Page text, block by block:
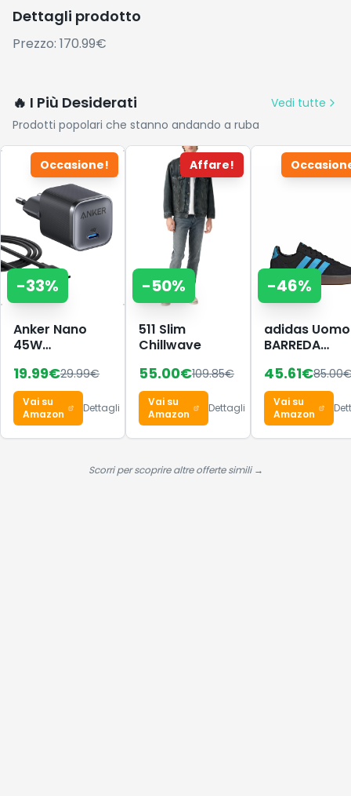
Dettagli prodotto
Prezzo: 170.99€
🔥 I Più Desiderati
Vedi tutte
Prodotti popolari che stanno andando a ruba
Occasione!
-33%
Anker Nano
45W
USB-C
compatto e
pieghevole
19.99€29.99€
Vai su
Amazon
Dettagli
Affare!
-50%
511 Slim
Chillwave
55.00€109.85€
Vai su
Amazon
Dettagli
-46%
adidas Uomo
BARREDA
Core
Black/Lucid
38 EU
45.61€85.00
Vai su
Amazon
Scorri per scoprire altre offerte simili →